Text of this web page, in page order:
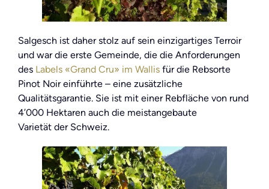
Salgesch ist daher stolz auf sein einzigartiges Terroir
und war die erste Gemeinde, die die Anforderungen
des Labels «Grand Cru» im Wallis für die Rebsorte
Pinot Noir einführte – eine zusätzliche
Qualitätsgarantie. Sie ist mit einer Rebfläche von rund
4’000 Hektaren auch die meistangebaute
Varietät der Schweiz.